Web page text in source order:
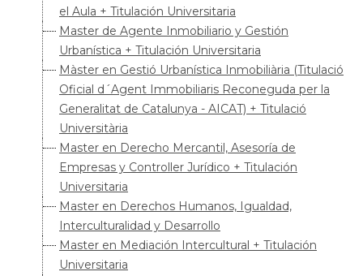
el Aula + Titulación Universitaria
Master de Agente Inmobiliario y Gestión
Urbanística + Titulación Universitaria
Màster en Gestió Urbanística Inmobiliària (Titulació
Oficial d´Agent Immobiliaris Reconeguda per la
Generalitat de Catalunya - AICAT) + Titulació
Universitària
Master en Derecho Mercantil, Asesoría de
Empresas y Controller Jurídico + Titulación
Universitaria
Master en Derechos Humanos, Igualdad,
Interculturalidad y Desarrollo
Master en Mediación Intercultural + Titulación
Universitaria